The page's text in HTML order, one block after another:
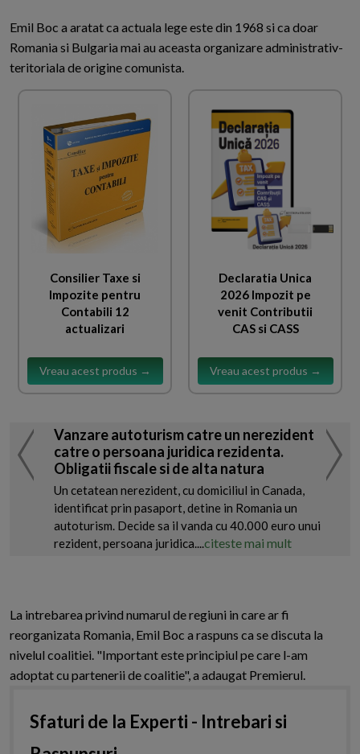
Emil Boc a aratat ca actuala lege este din 1968 si ca doar
Romania si Bulgaria mai au aceasta organizare administrativ-
teritoriala de origine comunista.
Consilier Taxe si
Impozite pentru
Contabili 12
actualizari
Vreau acest produs →
Declaratia Unica
2026 Impozit pe
venit Contributii
CAS si CASS
Vreau acest produs →
Vanzare autoturism catre un nerezident
catre o persoana juridica rezidenta.
Obligatii fiscale si de alta natura
Un cetatean nerezident, cu domiciliul in Canada,
identificat prin pasaport, detine in Romania un
autoturism. Decide sa il vanda cu 40.000 euro unui
rezident, persoana juridica....citeste mai mult
La intrebarea privind numarul de regiuni in care ar fi
reorganizata Romania, Emil Boc a raspuns ca se discuta la
nivelul coalitiei. "Important este principiul pe care l-am
adoptat cu partenerii de coalitie", a adaugat Premierul.
Sfaturi de la Experti - Intrebari si